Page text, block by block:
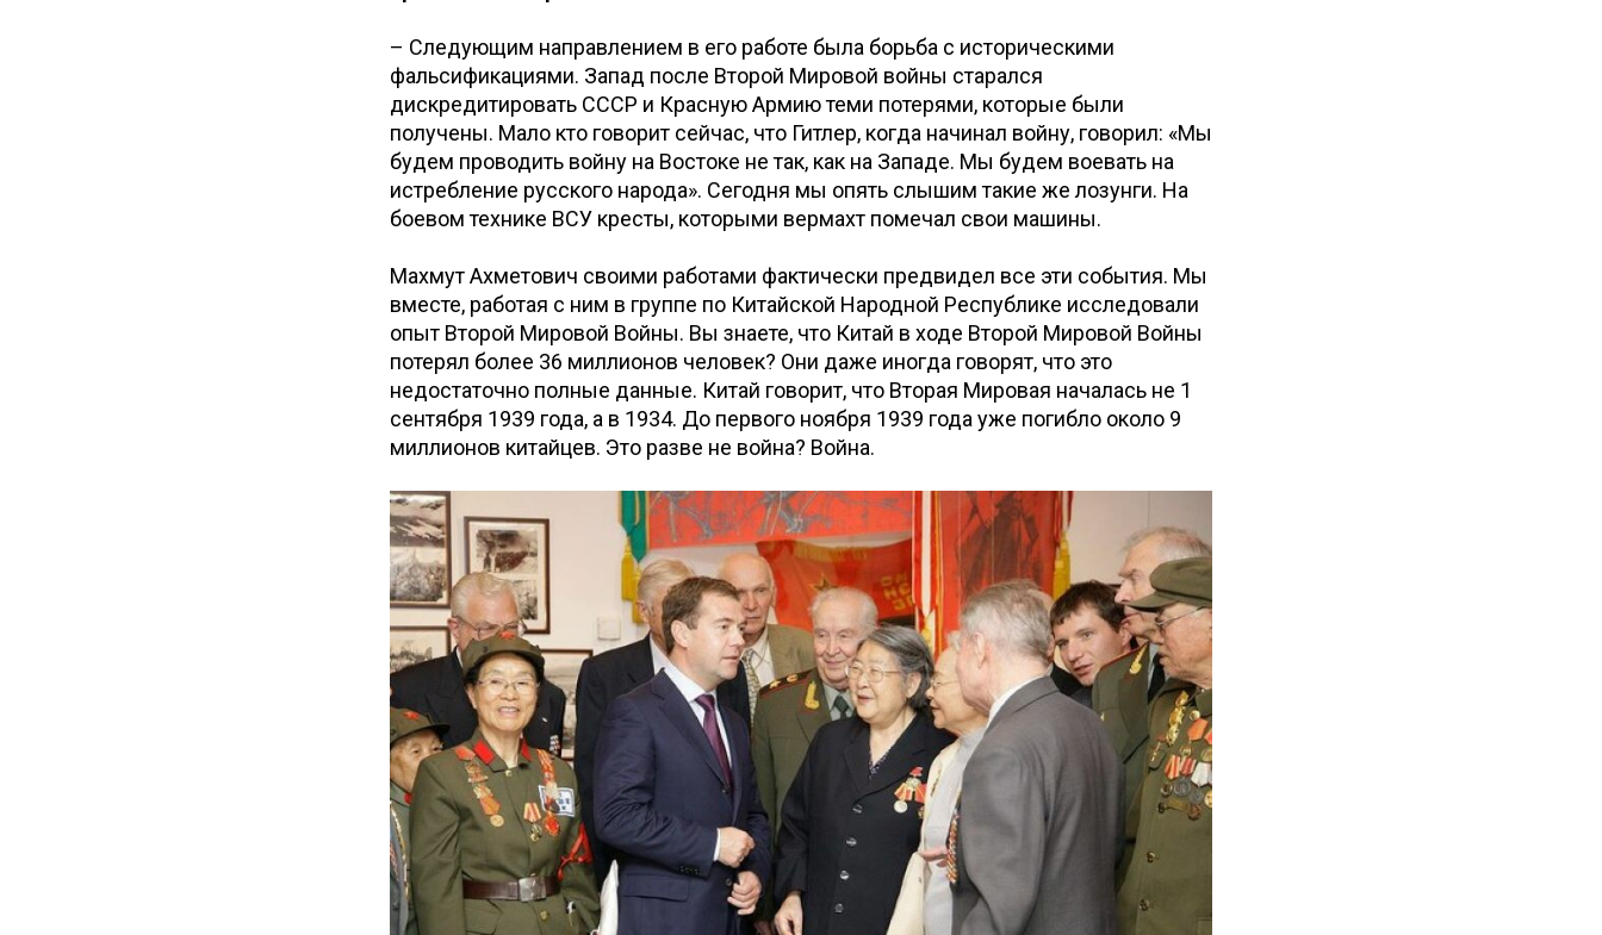
– Следующим направлением в его работе была борьба с историческими
фальсификациями. Запад после Второй Мировой войны старался
дискредитировать СССР и Красную Армию теми потерями, которые были
получены. Мало кто говорит сейчас, что Гитлер, когда начинал войну, говорил: «Мы
будем проводить войну на Востоке не так, как на Западе. Мы будем воевать на
истребление русского народа». Сегодня мы опять слышим такие же лозунги. На
боевом технике ВСУ кресты, которыми вермахт помечал свои машины.
Махмут Ахметович своими работами фактически предвидел все эти события. Мы
вместе, работая с ним в группе по Китайской Народной Республике исследовали
опыт Второй Мировой Войны. Вы знаете, что Китай в ходе Второй Мировой Войны
потерял более 36 миллионов человек? Они даже иногда говорят, что это
недостаточно полные данные. Китай говорит, что Вторая Мировая началась не 1
сентября 1939 года, а в 1934. До первого ноября 1939 года уже погибло около 9
миллионов китайцев. Это разве не война? Война.